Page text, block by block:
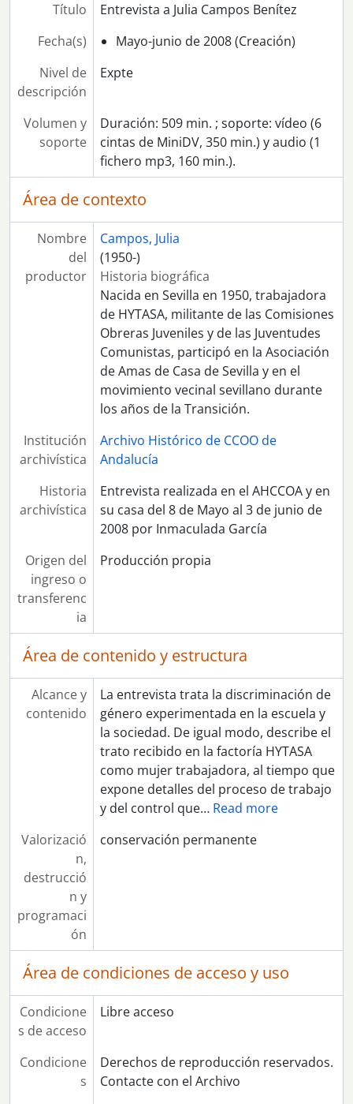
Título
Entrevista a Julia Campos Benítez
Fecha(s)
Mayo-junio de 2008 (Creación)
Nivel de
descripción
Expte
Volumen y
soporte
Duración: 509 min. ; soporte: vídeo (6
cintas de MiniDV, 350 min.) y audio (1
fichero mp3, 160 min.).
Área de contexto
Nombre
del
productor
Campos, Julia
(1950-)
Historia biográfica
Nacida en Sevilla en 1950, trabajadora
de HYTASA, militante de las Comisiones
Obreras Juveniles y de las Juventudes
Comunistas, participó en la Asociación
de Amas de Casa de Sevilla y en el
movimiento vecinal sevillano durante
los años de la Transición.
Institución
archivística
Archivo Histórico de CCOO de
Andalucía
Historia
archivística
Entrevista realizada en el AHCCOA y en
su casa del 8 de Mayo al 3 de junio de
2008 por Inmaculada García
Origen del
ingreso o
transferenc
ia
Producción propia
Área de contenido y estructura
Alcance y
contenido
La entrevista trata la discriminación de
género experimentada en la escuela y
la sociedad. De igual modo, describe el
trato recibido en la factoría HYTASA
como mujer trabajadora, al tiempo que
expone detalles del proceso de trabajo
y del control que… Read more
Valorizació
n,
destrucció
n y
programaci
ón
conservación permanente
Área de condiciones de acceso y uso
Condicione
s de acceso
Libre acceso
Condicione
s
Derechos de reproducción reservados.
Contacte con el Archivo